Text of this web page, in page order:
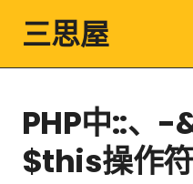
三思屋
PHP中::、-
$this操作